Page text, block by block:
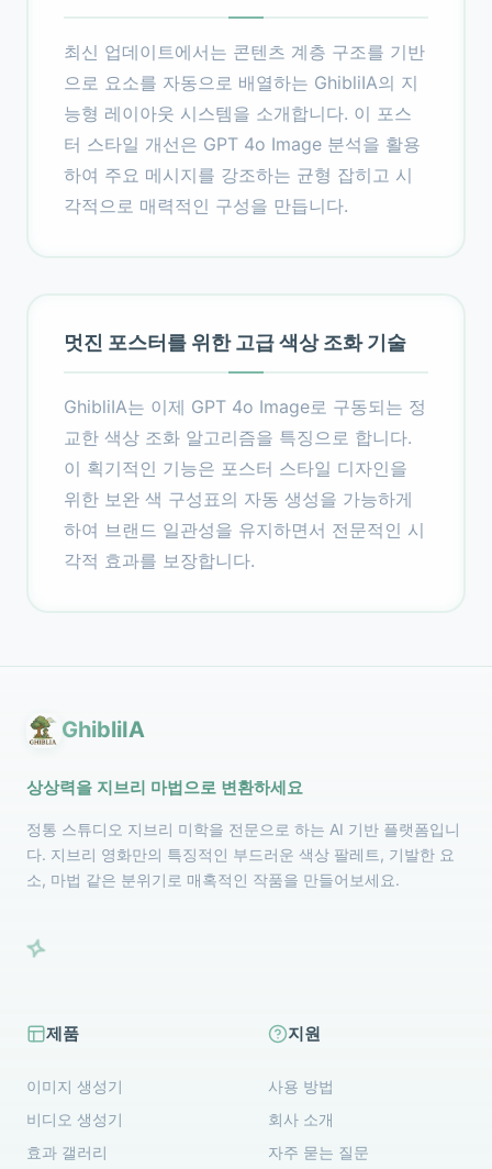
최신 업데이트에서는 콘텐츠 계층 구조를 기반
으로 요소를 자동으로 배열하는 GhibliIA의 지
능형 레이아웃 시스템을 소개합니다. 이 포스
터 스타일 개선은 GPT 4o Image 분석을 활용
하여 주요 메시지를 강조하는 균형 잡히고 시
각적으로 매력적인 구성을 만듭니다.
멋진 포스터를 위한 고급 색상 조화 기술
GhibliIA는 이제 GPT 4o Image로 구동되는 정
교한 색상 조화 알고리즘을 특징으로 합니다.
이 획기적인 기능은 포스터 스타일 디자인을
위한 보완 색 구성표의 자동 생성을 가능하게
하여 브랜드 일관성을 유지하면서 전문적인 시
각적 효과를 보장합니다.
GhibliIA
상상력을 지브리 마법으로 변환하세요
정통 스튜디오 지브리 미학을 전문으로 하는 AI 기반 플랫폼입니
다. 지브리 영화만의 특징적인 부드러운 색상 팔레트, 기발한 요
소, 마법 같은 분위기로 매혹적인 작품을 만들어보세요.
제품
이미지 생성기
비디오 생성기
효과 갤러리
지원
사용 방법
회사 소개
자주 묻는 질문